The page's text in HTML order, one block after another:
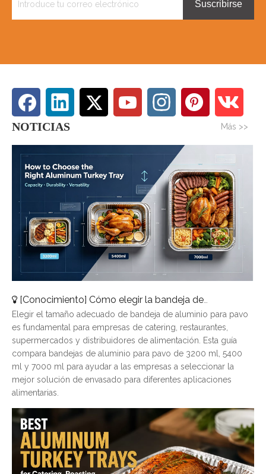
Suscribirse
NOTICIAS Más >>
[Conocimiento] Cómo elegir la bandeja de aluminio para pavo adecuada: una guía de tamaños completa
Elegir el tamaño adecuado de bandeja de aluminio para pavo
es fundamental para empresas de catering, restaurantes,
supermercados y distribuidores de alimentación. Esta guía
compara bandejas de aluminio para pavo de 3200 ml, 5400
ml y 7000 ml para ayudar a las empresas a seleccionar la
mejor solución de envasado para diferentes aplicaciones
alimentarias.